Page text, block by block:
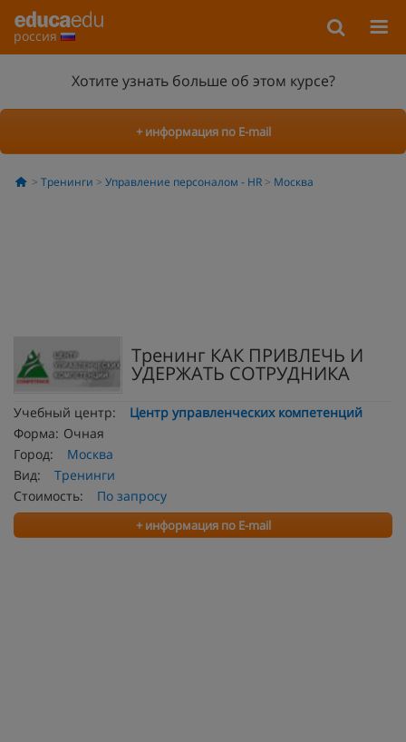
россия
Хотите узнать больше об этом курсе?
+ информация по E-mail
Тренинги Управление персоналом - HR Москва
Тренинг КАК ПРИВЛЕЧЬ И
УДЕРЖАТЬ СОТРУДНИКА
Учебный центр:
Центр управленческих компетенций
Форма: Очная
Город:
Москва
Вид:
Тренинги
Стоимость:
По запросу
+ информация по E-mail